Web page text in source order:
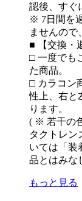
認後、すぐ
※ 7日間を
ませんので
■ 【交換・
□ 一度でも
た商品。
□ カラコン
性上、右と
ります。
( ※ 若干の
タクトレン
いては「装
品とはみな
もっと見る